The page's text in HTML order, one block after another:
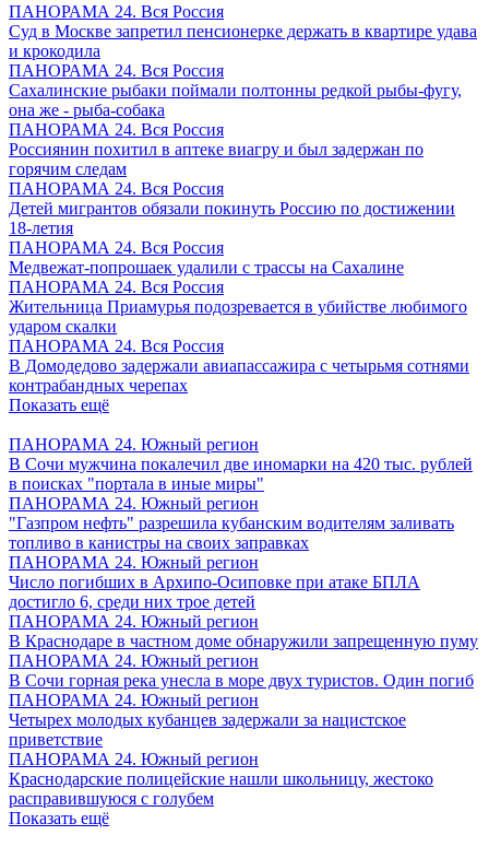
ПАНОРАМА 24. Вся Россия
Суд в Москве запретил пенсионерке держать в квартире удава
и крокодила
ПАНОРАМА 24. Вся Россия
Сахалинские рыбаки поймали полтонны редкой рыбы-фугу,
она же - рыба-собака
ПАНОРАМА 24. Вся Россия
Россиянин похитил в аптеке виагру и был задержан по
горячим следам
ПАНОРАМА 24. Вся Россия
Детей мигрантов обязали покинуть Россию по достижении
18-летия
ПАНОРАМА 24. Вся Россия
Медвежат-попрошаек удалили с трассы на Сахалине
ПАНОРАМА 24. Вся Россия
Жительница Приамурья подозревается в убийстве любимого
ударом скалки
ПАНОРАМА 24. Вся Россия
В Домодедово задержали авиапассажира с четырьмя сотнями
контрабандных черепах
Показать ещё
ПАНОРАМА 24. Южный регион
В Сочи мужчина покалечил две иномарки на 420 тыс. рублей
в поисках "портала в иные миры"
ПАНОРАМА 24. Южный регион
"Газпром нефть" разрешила кубанским водителям заливать
топливо в канистры на своих заправках
ПАНОРАМА 24. Южный регион
Число погибших в Архипо-Осиповке при атаке БПЛА
достигло 6, среди них трое детей
ПАНОРАМА 24. Южный регион
В Краснодаре в частном доме обнаружили запрещенную пуму
ПАНОРАМА 24. Южный регион
В Сочи горная река унесла в море двух туристов. Один погиб
ПАНОРАМА 24. Южный регион
Четырех молодых кубанцев задержали за нацистское
приветствие
ПАНОРАМА 24. Южный регион
Краснодарские полицейские нашли школьницу, жестоко
расправившуюся с голубем
Показать ещё